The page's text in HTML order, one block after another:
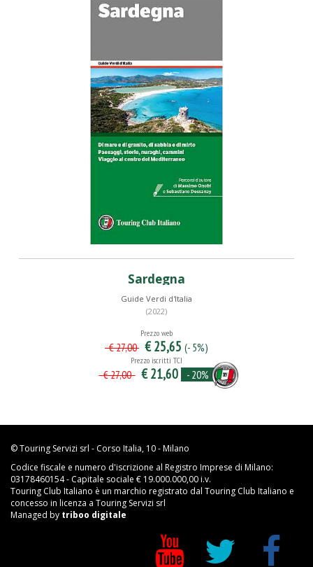
Sardegna
Guide Verdi d'Italia
(2022)
Prezzo web
€ 27,00 € 25,65 (- 5%)
Prezzo iscritti TCI
€ 27,00 € 21,60 - 20%
© Touring Servizi srl - Corso Italia, 10 - Milano
Codice fiscale e numero d'iscrizione al Registro Imprese di Milano:
03178460154 - Capitale sociale € 19.000.000,00 i.v.
Touring Club Italiano è un marchio registrato dal Touring Club Italiano e
concesso in licenza a Touring Servizi srl
Managed by triboo digitale